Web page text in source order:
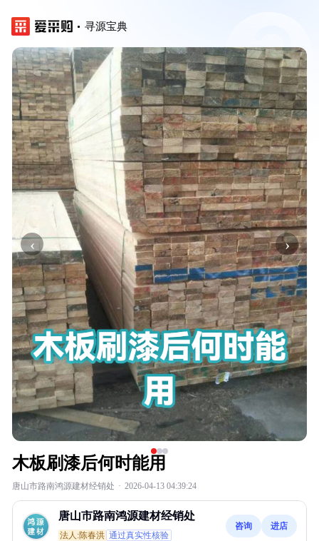
寻源宝典
‹ ›
木板刷漆后何时能用
唐山市路南鸿源建材经销处 · 2026-04-13 04:39:24
唐山市路南鸿源建材经销处
法人:陈春洪 通过真实性核验
咨询 进店